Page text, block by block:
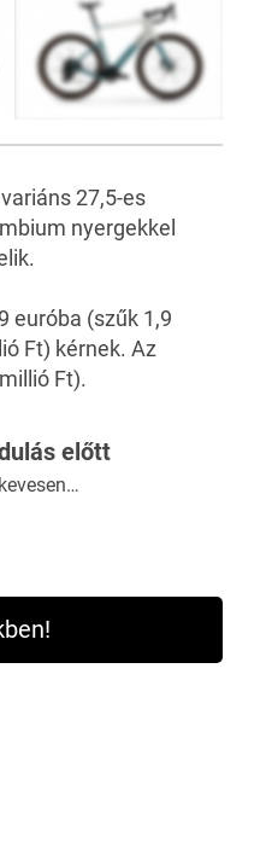
27,5-es
nyergekkel
euróba (szűk 1,9
Ft) kérnek. Az
Ft).
előtt